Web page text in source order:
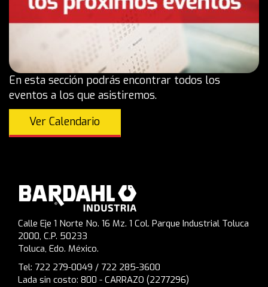
En esta sección podrás encontrar todos los
eventos a los que asistiremos.
Ver Calendario
Calle Eje 1 Norte No. 16 Mz. 1 Col. Parque Industrial Toluca
2000, C.P. 50233
Toluca, Edo. México.
Tel: 722 279-0049 / 722 285-3600
Lada sin costo: 800 - CARRAZO (2277296)